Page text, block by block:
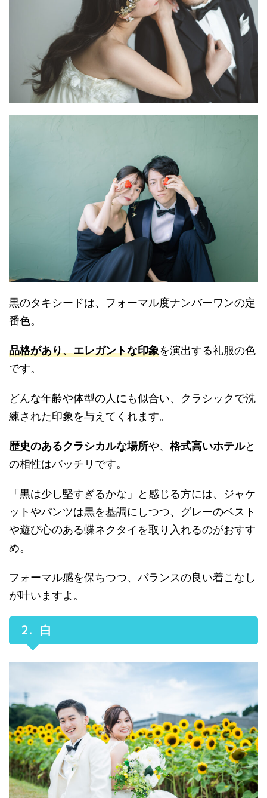
黒のタキシードは、フォーマル度ナンバーワンの定
番色。
品格があり、エレガントな印象を演出する礼服の色
です。
どんな年齢や体型の人にも似合い、クラシックで洗
練された印象を与えてくれます。
歴史のあるクラシカルな場所や、格式高いホテルと
の相性はバッチリです。
「黒は少し堅すぎるかな」と感じる方には、ジャケ
ットやパンツは黒を基調にしつつ、グレーのベスト
や遊び心のある蝶ネクタイを取り入れるのがおすす
め。
フォーマル感を保ちつつ、バランスの良い着こなし
が叶いますよ。
2．白